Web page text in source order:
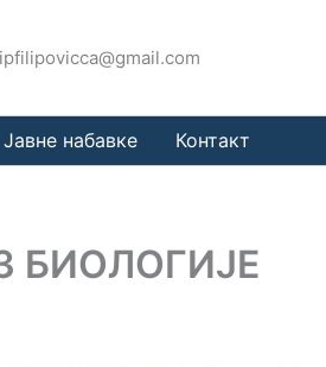
Јавне набавке Контакт
БИОЛОГИЈЕ